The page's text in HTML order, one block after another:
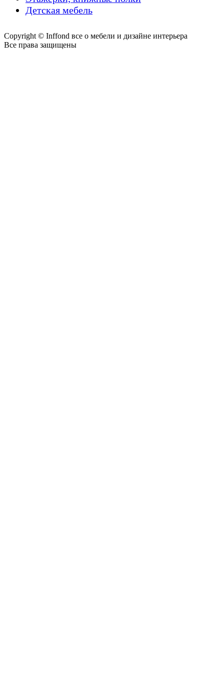
Детская мебель
Copyright © Inffond все о мебели и дизайне интерьера
Все права защищены